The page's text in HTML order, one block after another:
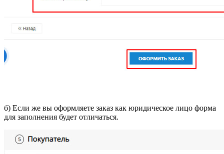
б) Если же вы оформляете заказ как юридическое лицо форма
для заполнения будет отличаться.